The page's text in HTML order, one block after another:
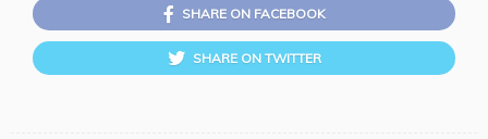
SHARE ON FACEBOOK
SHARE ON TWITTER